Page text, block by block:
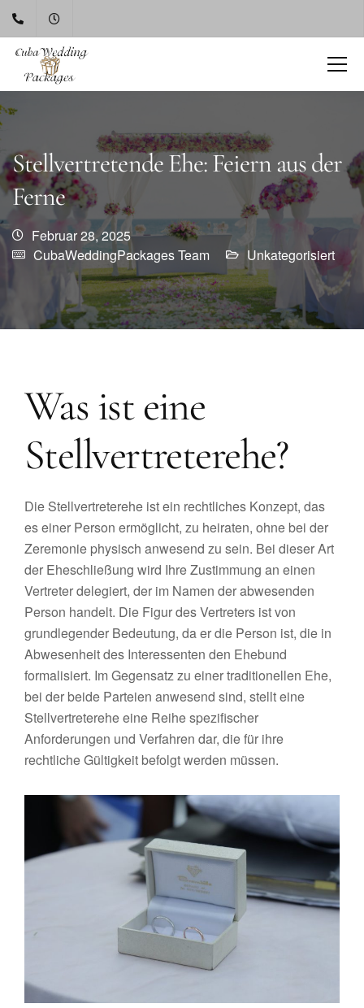
Stellvertretende Ehe: Feiern aus der
Ferne
Februar 28, 2025
CubaWeddingPackages Team
Unkategorisiert
Was ist eine
Stellvertreterehe?
Die Stellvertreterehe ist ein rechtliches Konzept, das
es einer Person ermöglicht, zu heiraten, ohne bei der
Zeremonie physisch anwesend zu sein. Bei dieser Art
der Eheschließung wird Ihre Zustimmung an einen
Vertreter delegiert, der im Namen der abwesenden
Person handelt. Die Figur des Vertreters ist von
grundlegender Bedeutung, da er die Person ist, die in
Abwesenheit des Interessenten den Ehebund
formalisiert. Im Gegensatz zu einer traditionellen Ehe,
bei der beide Parteien anwesend sind, stellt eine
Stellvertreterehe eine Reihe spezifischer
Anforderungen und Verfahren dar, die für ihre
rechtliche Gültigkeit befolgt werden müssen.